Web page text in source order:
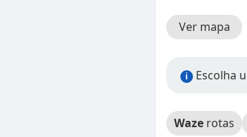
Ver mapa
i Escolha
Waze rotas